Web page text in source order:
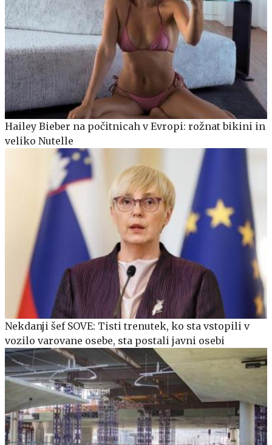
Hailey Bieber na počitnicah v Evropi: rožnat bikini in
veliko Nutelle
Nekdanji šef SOVE: Tisti trenutek, ko sta vstopili v
vozilo varovane osebe, sta postali javni osebi